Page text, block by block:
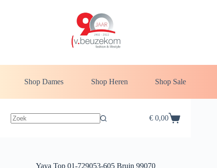
Shop Dames Shop Heren Shop Sale
Winkelwagen
€0,00
Yaya Top 01-729053-605 Bruin 99070